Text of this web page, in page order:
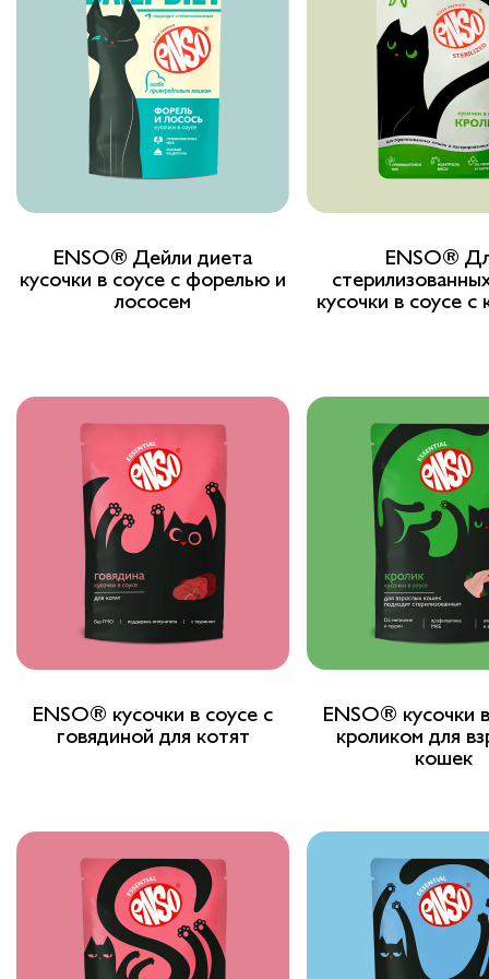
ENSO® Дейли диета
кусочки в соусе с форелью и
лососем
ENSO®
кусочки в соусе с
ENSO® кусочки в соусе с
говядиной для котят
ENSO® кусочки
кроликом для
кошек